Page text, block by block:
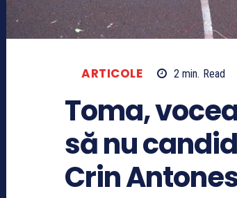
ARTICOLE 2 min. Read
Toma,
să nu
Crin